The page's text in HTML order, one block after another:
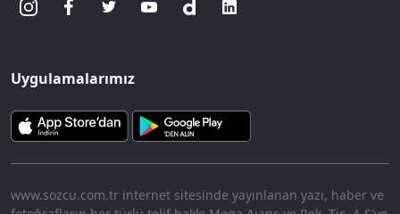
Uygulamalarımız
www.sozcu.com.tr internet sitesinde yayınlanan yazı, haber ve